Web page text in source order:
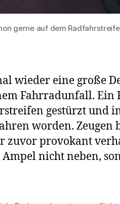
gerne auf dem
wieder eine große
Fahrradunfall. Ein
gestürzt und
worden. Zeugen
zuvor provokant
nicht neben,